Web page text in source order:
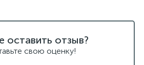
для ванной комнаты
оставить отзыв?
свою оценку!